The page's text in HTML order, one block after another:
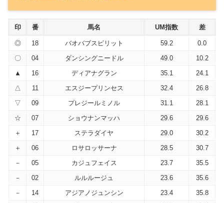
印 番 馬名 UM指数 差
◎ 18 バオバブスピリット 59.2
0.0
〇
04 ダンシングニードル 49.0
10.2
▲
16 ディアナグラン 35.1
24.1
△
11 エスジープリンセス 32.4
26.8
▽
09 プレジールミノル 31.1
28.1
☆
07 ショウナンマッハ 29.6
29.6
＋
17 ステラダイヤ 29.0
30.2
＋
06 ロサロッサーナ 28.5
30.7
－
05 カジュフェイス 23.7
35.5
－
02 ルルルージュ 23.6
35.6
－
14 アジアノジュンシン 23.4
35.8